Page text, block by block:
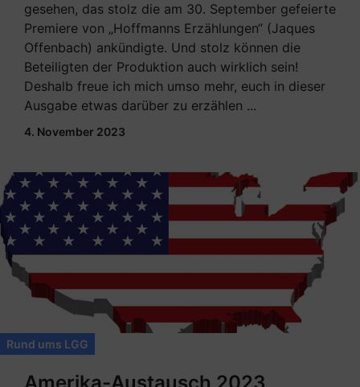
gesehen, das stolz die am 30. September gefeierte
Premiere von „Hoffmanns Erzählungen“ (Jaques
Offenbach) ankündigte. Und stolz können die
Beteiligten der Produktion auch wirklich sein!
Deshalb freue ich mich umso mehr, euch in dieser
Ausgabe etwas darüber zu erzählen ...
4. November 2023
Rund ums LGG